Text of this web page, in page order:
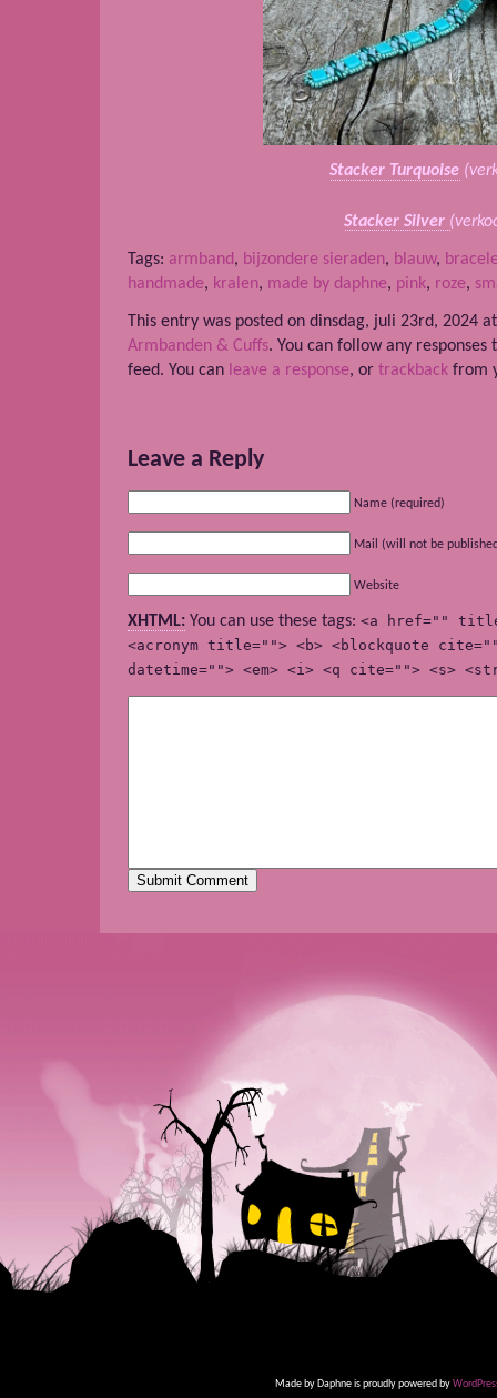
Stacker Turquoise
Stacker Silver
Tags: armband, bijzondere sieraden, blauw,
handmade, kralen, made by daphne, pink, roze,
This entry was posted on dinsdag, juli 23rd, 2024
Armbanden & Cuffs. You can follow any
feed. You can leave a response, or trackback from
Leave a Reply
Name (required)
Mail (will not be
Website
XHTML: You can use these tags: <a href=""
<acronym title=""> <b> <blockquote
datetime=""> <em> <i> <q cite=""> <s>
Made by Daphne is proudly powered by